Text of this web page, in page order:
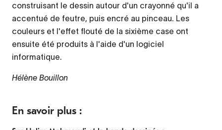
construisant le dessin autour d'un crayonné qu'il a
accentué de feutre, puis encré au pinceau. Les
couleurs et l'effet flouté de la sixième case ont
ensuite été produits à l'aide d'un logiciel
informatique.
Hélène Bouillon
En savoir plus :